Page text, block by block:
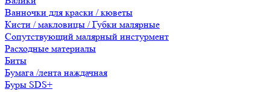
Ванночки для краски / кюветы
Кисти / макловицы / Губки малярные
Сопутствующий малярный инстурмент
Расходные материалы
Биты
Бумага /лента наждачная
Буры SDS+